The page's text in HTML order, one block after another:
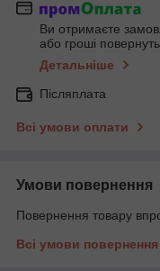
Ви отримаєте
або гроші
Детальніше
Післяплата
Всі умови оплати
Умови повернення
Повернення товару
Всі умови повернення